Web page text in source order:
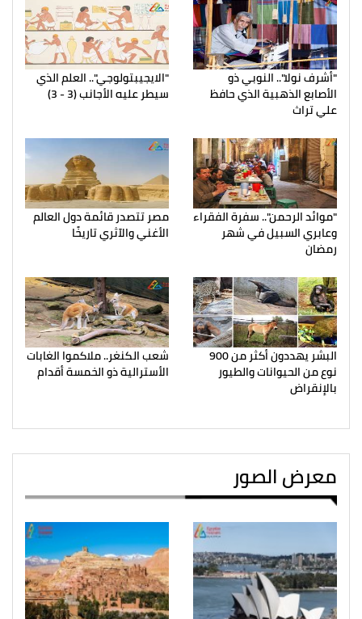
"أشرف نولا".. النوبي ذو
الأصابع الذهبية الذي حافظ
علي تراث
"الايجيبتولوجي".. العلم الذي
سيطر عليه الأجانب (3 - 3)
"موائد الرحمن".. سفرة الفقراء
وعابري السبيل في شهر
رمضان
مصر تتصدر قائمة دول العالم
الأغني والآثري تاريخًا
البشر يهددون أكثر من 900
نوع من الحيوانات والطيور
بالإنقراض
شعب الكنغر.. ملاكموا الغابات
الأسترالية ذو الخمسة أقدام
معرض الصور